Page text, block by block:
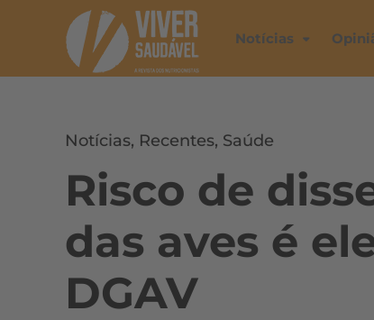
Notícias
Notícias, Recentes, Saúde
Risco de
das aves é
DGAV